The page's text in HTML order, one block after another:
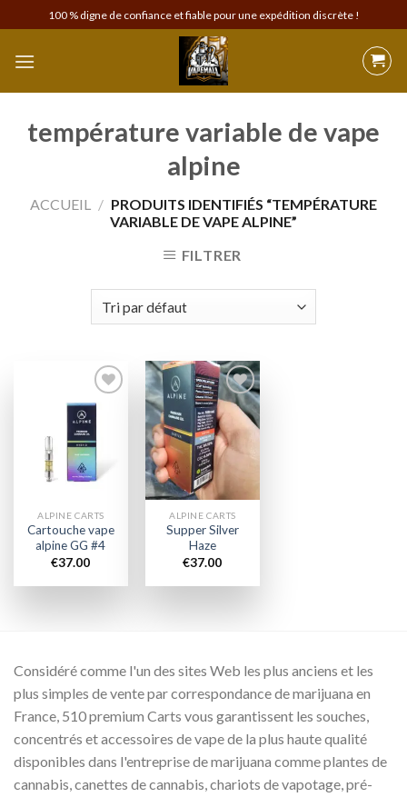
to
content
100 % digne de confiance et fiable pour une expédition discrète !
température variable de vape
alpine
ACCUEIL / PRODUITS IDENTIFIÉS “TEMPÉRATURE
VARIABLE DE VAPE ALPINE”
FILTRER
Add to
wishlist
ALPINE CARTS
Cartouche vape
alpine GG #4
€37.00
Add to
wishlist
ALPINE CARTS
Supper Silver
Haze
€37.00
Considéré comme l'un des sites Web les plus anciens et les
plus simples de vente par correspondance de marijuana en
France, 510 premium Carts vous garantissent les souches,
concentrés et accessoires de vape de la plus haute qualité
disponibles dans l'entreprise de marijuana comme plantes de
cannabis, canettes de cannabis, chariots de vapotage, pré-